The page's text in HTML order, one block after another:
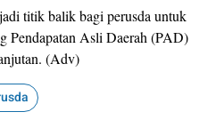
titik balik bagi perusda untuk
Pendapatan Asli Daerah (PAD)
(Adv)